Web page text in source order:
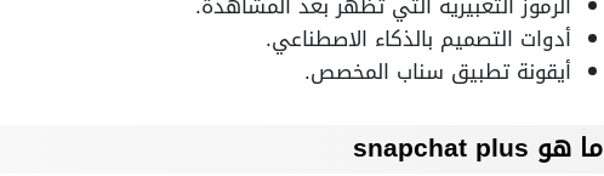
أدوات التصميم بالذكاء الاصطناعي.
أيقونة تطبيق سناب المخصص.
ما هو snapchat plus